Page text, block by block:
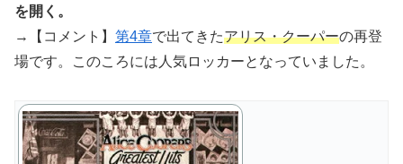
を開く。
→【コメント】 第4章で出てきたアリス・クーパーの再登
場です。このころには人気ロッカーとなっていました。